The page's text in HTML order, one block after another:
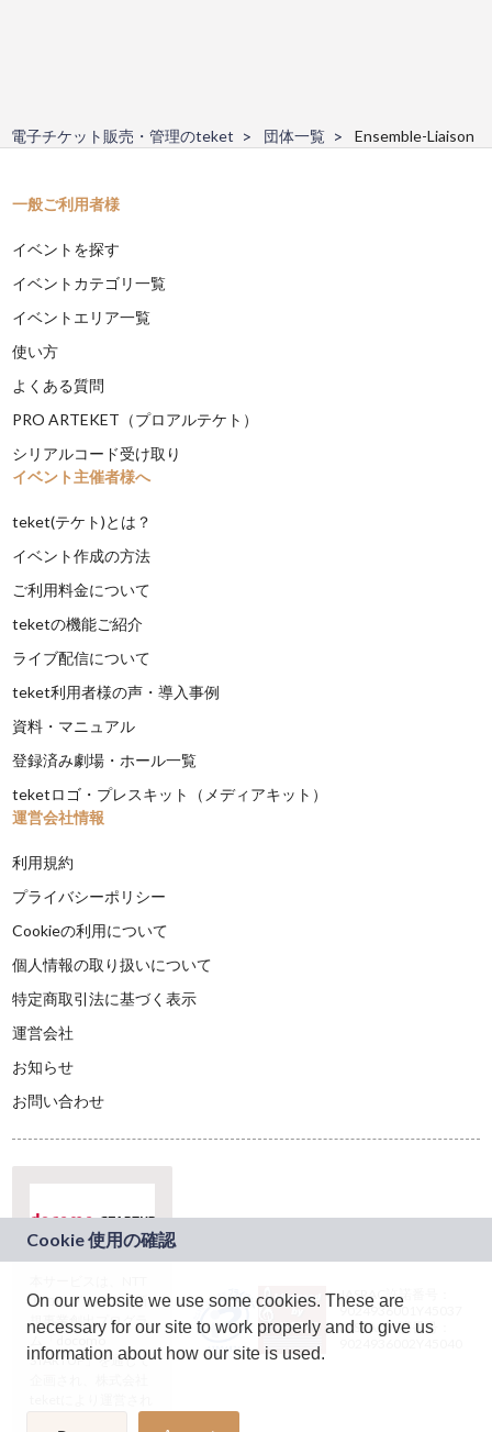
電子チケット販売・管理のteket 団体一覧 Ensemble-Liaison
一般ご利用者様
イベントを探す
イベントカテゴリ一覧
イベントエリア一覧
使い方
よくある質問
PRO ARTEKET（プロアルテケト）
シリアルコード受け取り
イベント主催者様へ
teket(テケト)とは？
イベント作成の方法
ご利用料金について
teketの機能ご紹介
ライブ配信について
teket利用者様の声・導入事例
資料・マニュアル
登録済み劇場・ホール一覧
teketロゴ・プレスキット（メディアキット）
運営会社情報
利用規約
プライバシーポリシー
Cookieの利用について
個人情報の取り扱いについて
特定商取引法に基づく表示
運営会社
お知らせ
お問い合わせ
ドコモグループの新
規事業創出プログラ
ム「docomo
STARTUP」を通じて
JASRAC許諾番号：
9024936001Y45037
JASRAC許諾番号：
On our website we use some cookies. These are
necessary for our site to work properly and to give us
information about how our site is used.